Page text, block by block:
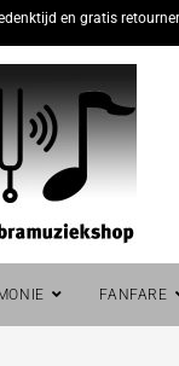
en gratis
FANFARE